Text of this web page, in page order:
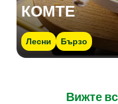
КОМТЕ
Лесни Бързо
Вижте